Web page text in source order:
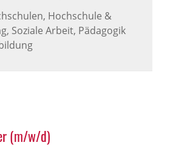
Hochschule &
Soziale Arbeit, Pädagogik
(m/w/d)